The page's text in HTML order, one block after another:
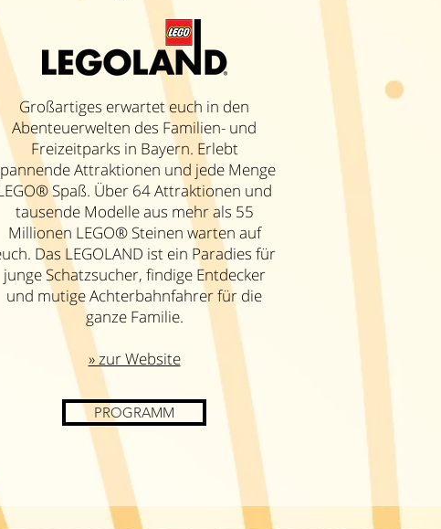
Großartiges erwartet euch in den
Abenteuerwelten des Familien- und
Freizeitparks in Bayern. Erlebt
Attraktionen und jede Menge
Spaß. Über 64 Attraktionen und
tausende Modelle aus mehr als 55
Millionen LEGO® Steinen warten auf
Das LEGOLAND ist ein Paradies für
junge Schatzsucher, findige Entdecker
und mutige Achterbahnfahrer für die
ganze Familie.
» zur Website
PROGRAMM